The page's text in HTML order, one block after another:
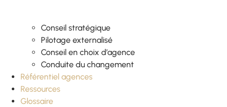
Conseil stratégique
Pilotage externalisé
Conseil en choix d’agence
Conduite du changement
Référentiel agences
Ressources
Glossaire